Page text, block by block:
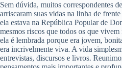
Sem dúvida, muitos correspondentes
arriscaram suas vidas na linha de
ela estava na República Popular de
mesmos riscos que todos os que
ela é lembrada porque era jovem,
era incrivelmente viva. A vida
entrevistas, discursos e livros.